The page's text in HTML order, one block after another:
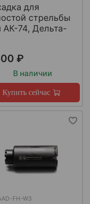
для
стрельбы
АК-74, Дельта-
₽
В наличии
Купить сейчас
FH-W3